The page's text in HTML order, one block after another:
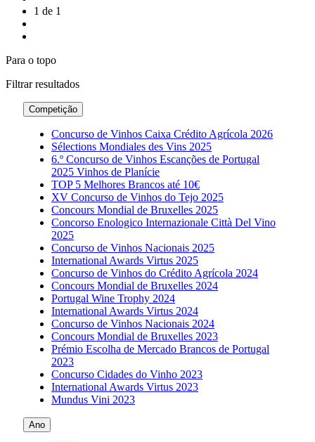
1 de 1
Para o topo
Filtrarresultados
Competição
Concurso de Vinhos Caixa Crédito Agrícola 2026
Sélections Mondiales des Vins 2025
6.º Concurso de Vinhos Escanções de Portugal
2025 Vinhos de Planície
TOP 5 Melhores Brancos até 10€
XV Concurso de Vinhos do Tejo 2025
Concours Mondial de Bruxelles 2025
Concorso Enologico Internazionale Città Del Vino
2025
Concurso de Vinhos Nacionais 2025
International Awards Virtus 2025
Concurso de Vinhos do Crédito Agrícola 2024
Concours Mondial de Bruxelles 2024
Portugal Wine Trophy 2024
International Awards Virtus 2024
Concurso de Vinhos Nacionais 2024
Concours Mondial de Bruxelles 2023
Prémio Escolha de Mercado Brancos de Portugal
2023
Concurso Cidades do Vinho 2023
International Awards Virtus 2023
Mundus Vini 2023
Ano